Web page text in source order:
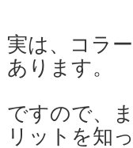
実は、コラ
あります。
ですので、
リットを知